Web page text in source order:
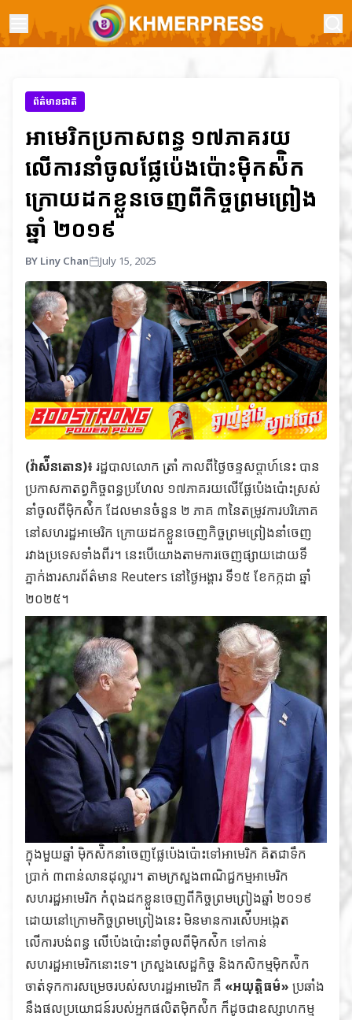
ព័ត៌មានជាតិ
អាមេរិកប្រកាសពន្ធ ១៧ភាគរយ
លើការនាំចូលផ្លែប៉េងប៉ោះម៉ិកស៉ិក
ក្រោយដកខ្លួនចេញពីកិច្ចព្រមព្រៀង
ឆ្នាំ ២០១៩
BY Liny Chan July 15, 2025
(វ៉ាស៉ីនតោន)៖ រដ្ឋបាលលោក ត្រាំ កាលពីថ្ងៃចន្ទសប្តាហ៍នេះ បាន
ប្រកាសកាតព្វកិច្ចពន្ធប្រហែល ១៧ភាគរយលើផ្លែប៉េងប៉ោះស្រស់
នាំចូលពីម៉ិកស៉ិក ដែលមានចំនួន ២ ភាគ ៣នៃតម្រូវការបរិភោគ
នៅសហរដ្ឋអាមេរិក ក្រោយដកខ្លួនចេញកិច្ចព្រមព្រៀងនាំចេញ
រវាងប្រទេសទាំងពីរ។ នេះបើយោងតាមការចេញផ្សាយដោយទី
ភ្នាក់ងារសារព័ត៌មាន Reuters នៅថ្ងៃអង្គារ ទី១៥ ខែកក្កដា ឆ្នាំ
២០២៥។
ក្នុងមួយឆ្នាំ ម៉ិកស៉ិកនាំចេញផ្លែប៉េងប៉ោះទៅអាមេរិក គិតជាទឹក
ប្រាក់ ៣ពាន់លានដុល្លារ។ តាមក្រសួងពាណិជ្ជកម្មអាមេរិក
សហរដ្ឋអាមេរិក កំពុងដកខ្លួនចេញពីកិច្ចព្រមព្រៀងឆ្នាំ ២០១៩
ដោយនៅក្រោមកិច្ចព្រមព្រៀងនេះ មិនមានការស៉ើបអង្កេត
លើការបង់ពន្ធ លើប៉េងប៉ោះនាំចូលពីម៉ិកស៉ិក ទៅកាន់
សហរដ្ឋអាមេរិកនោះទេ។ ក្រសួងសេដ្ឋកិច្ច និងកសិកម្មម៉ិកស៉ិក
ចាត់ទុកការសម្រេចរបស់សហរដ្ឋអាមេរិក គឺ «អយុត្តិធម៌» ប្រឆាំង
នឹងផលប្រយោជន៍របស់អ្នកផលិតម៉ិកស៉ិក ក៏ដូចជាឧស្សាហកម្ម